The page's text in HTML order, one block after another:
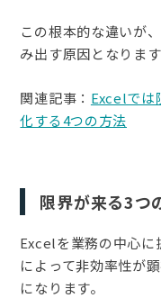
この根本的な違いが
み出す原因となります
関連記事： Excelでは
化する4つの方法
限界が来る3つ
Excelを業務の中心に
によって非効率性が
になります。